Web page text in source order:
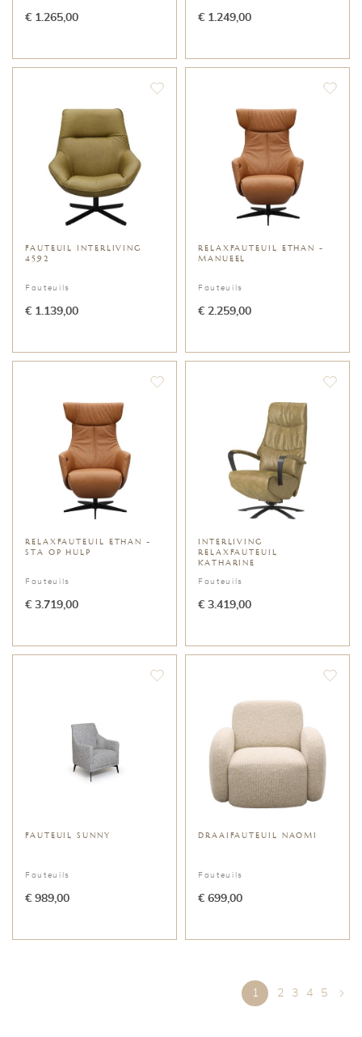
€ 1.265,00 € 1.249,00
FAUTEUIL INTERLIVING
4592
Fauteuils
€ 1.139,00
RELAXFAUTEUIL ETHAN -
MANUEEL
Fauteuils
€ 2.259,00
RELAXFAUTEUIL ETHAN -
STA OP HULP
Fauteuils
€ 3.719,00
INTERLIVING
RELAXFAUTEUIL
KATHARINE
Fauteuils
€ 3.419,00
FAUTEUIL SUNNY
Fauteuils
€ 989,00
DRAAIFAUTEUIL NAOMI
Fauteuils
€ 699,00
Pagina
Je leest momenteel
1 Pagina
2 Pagina
3 Pagina
4 Pagina
5